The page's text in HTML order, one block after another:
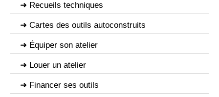
Recueils techniques
Cartes des outils autoconstruits
Équiper son atelier
Louer un atelier
Financer ses outils